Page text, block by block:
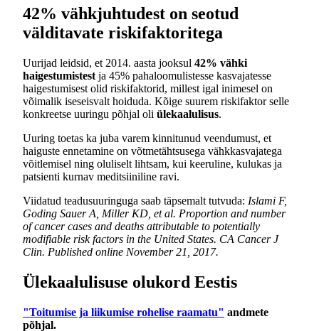
42% vähkjuhtudest on seotud
välditavate riskifaktoritega
Uurijad leidsid, et 2014. aasta jooksul 42% vähki
haigestumistest ja 45% pahaloomulistesse kasvajatesse
haigestumisest olid riskifaktorid, millest igal inimesel on
võimalik iseseisvalt hoiduda. Kõige suurem riskifaktor selle
konkreetse uuringu põhjal oli ülekaalulisus.
Uuring toetas ka juba varem kinnitunud veendumust, et
haiguste ennetamine on võtmetähtsusega vähkkasvajatega
võitlemisel ning oluliselt lihtsam, kui keeruline, kulukas ja
patsienti kurnav meditsiiniline ravi.
Viidatud teadusuuringuga saab täpsemalt tutvuda: Islami F,
Goding Sauer A, Miller KD, et al. Proportion and number
of cancer cases and deaths attributable to potentially
modifiable risk factors in the United States. CA Cancer J
Clin. Published online November 21, 2017.
Ülekaalulisuse olukord Eestis
"Toitumise ja liikumise rohelise raamatu" andmete
põhjal.